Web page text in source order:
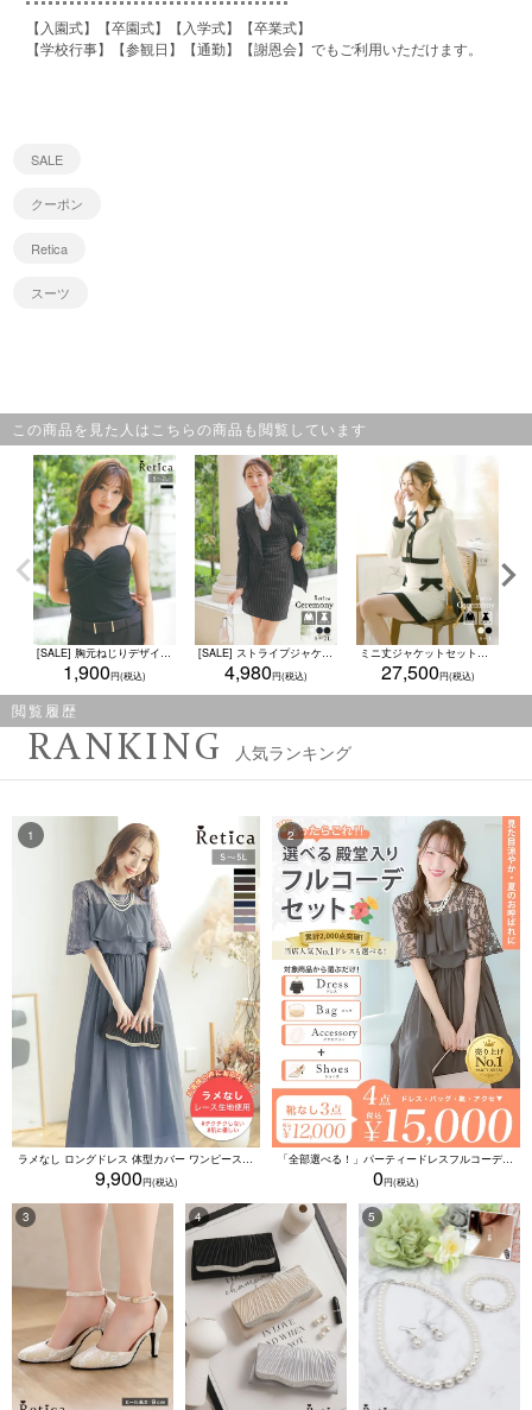
【入園式】【卒園式】【入学式】【卒業式】
【学校行事】【参観日】【通勤】【謝恩会】でもご利用いただけます。
SALE
クーポン
Retica
スーツ
この商品を見た人はこちらの商品も閲覧しています
[SALE] 胸元ねじりデザインラメ入りキャミソール (S/M/L/XLサイズ) (シルバー/ブラック)
1,900
[SALE] ストライプジャケット&Vネックワンピースセットアップセレモニースーツ (S～2Lサイズ)
4,980
ミニ丈ジャケットセットワンピースセレモニースーツ (Sサイズ～Lサイズ)
27,500
閲覧履歴
RANKING 人気ランキング
ラメなし ロングドレス 体型カバー ワンピース 敏感肌対応 結婚式 二次会 お呼ばれ 大人 上品 (Sサイズ～5Lサイズ)
9,900
「全部選べる！」パーティードレスフルコーデセット (ドレス1点＋バッグ1点＋アクセ1点+靴1足/4点15000円(税込)/靴なしで12000円(税込))
0